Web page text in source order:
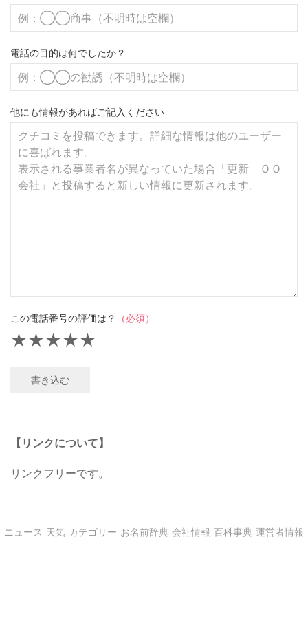
電話の目的は何でしたか？
他にも情報があればご記入ください
この電話番号の評価は？ （必須）
★
★
★
★
★
書き込む
【リンクについて】
リンクフリーです。
ニュース 天気 カテゴリー お名前辞典 会社情報 百科事典 運営者情報